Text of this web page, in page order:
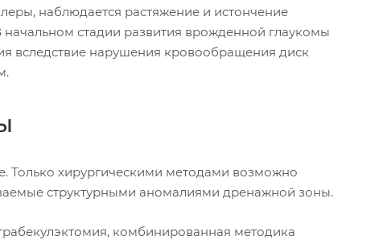
наблюдается растяжение и истончение
стадии развития врожденной глаукомы
вследствие нарушения кровообращения диск
Только хирургическими методами возможно
структурными аномалиями дренажной зоны.
комбинированная методика